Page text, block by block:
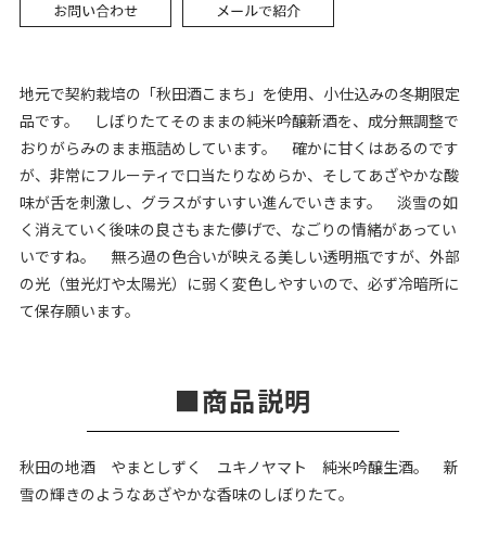
地元で契約栽培の「秋田酒こまち」を使用、小仕込みの冬期限定
品です。 しぼりたてそのままの純米吟醸新酒を、成分無調整で
おりがらみのまま瓶詰めしています。 確かに甘くはあるのです
が、非常にフルーティで口当たりなめらか、そしてあざやかな酸
味が舌を刺激し、グラスがすいすい進んでいきます。 淡雪の如
く消えていく後味の良さもまた儚げで、なごりの情緒があってい
いですね。 無ろ過の色合いが映える美しい透明瓶ですが、外部
の光（蛍光灯や太陽光）に弱く変色しやすいので、必ず冷暗所に
て保存願います。
商品説明
秋田の地酒 やまとしずく ユキノヤマト 純米吟醸生酒。 新
雪の輝きのようなあざやかな香味のしぼりたて。